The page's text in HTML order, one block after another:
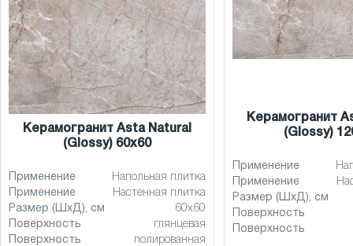
Керамогранит Asta Natural
(Glossy) 60x60
Применение
Напольная плитка
Применение
Настенная плитка
Размер (ШхД), см
60x60
Поверхность
глянцевая
Поверхность
полированная
Керамогранит
(Glossy)
Применение
Применение
Размер (ШхД), см
Поверхность
Поверхность